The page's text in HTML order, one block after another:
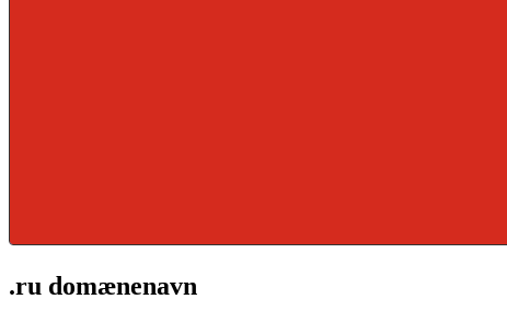
.ru domænenavn